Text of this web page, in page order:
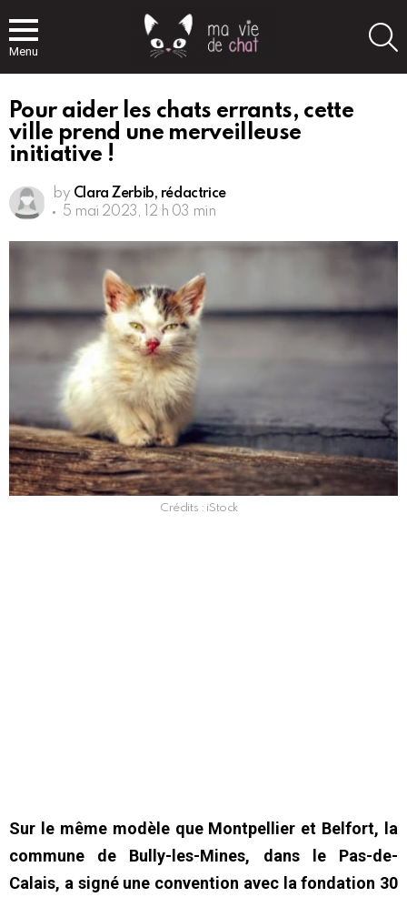
Menu
Pour aider les chats errants, cette
ville prend une merveilleuse
initiative !
by Clara Zerbib, rédactrice
5 mai 2023, 12 h 03 min
Crédits : iStock
Sur le même modèle que Montpellier et Belfort, la
commune de Bully-les-Mines, dans le Pas-de-
Calais, a signé une convention avec la fondation 30